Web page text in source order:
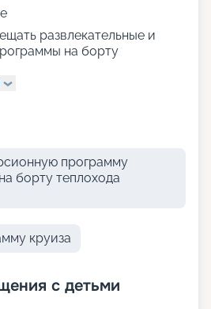
развлекательные и
на борту
программу
борту теплохода
круиза
с детьми